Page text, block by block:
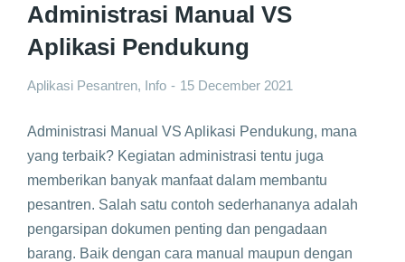
Administrasi Manual VS
Aplikasi Pendukung
Aplikasi Pesantren, Info 15 December 2021
Administrasi Manual VS Aplikasi Pendukung, mana
yang terbaik? Kegiatan administrasi tentu juga
memberikan banyak manfaat dalam membantu
pesantren. Salah satu contoh sederhananya adalah
pengarsipan dokumen penting dan pengadaan
barang. Baik dengan cara manual maupun dengan